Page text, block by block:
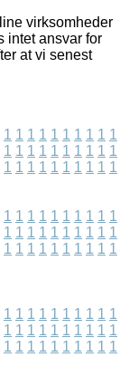
virksomheder
intet ansvar for
at vi senest
1 1 1 1 1 1 1 1 1 1
1 1 1 1 1 1 1 1 1 1
1 1 1 1 1 1 1 1 1 1
1 1 1 1 1 1 1 1 1 1
1 1 1 1 1 1 1 1 1 1
1 1 1 1 1 1 1 1 1 1
1 1 1 1 1 1 1 1 1 1
1 1 1 1 1 1 1 1 1 1
1 1 1 1 1 1 1 1 1 1